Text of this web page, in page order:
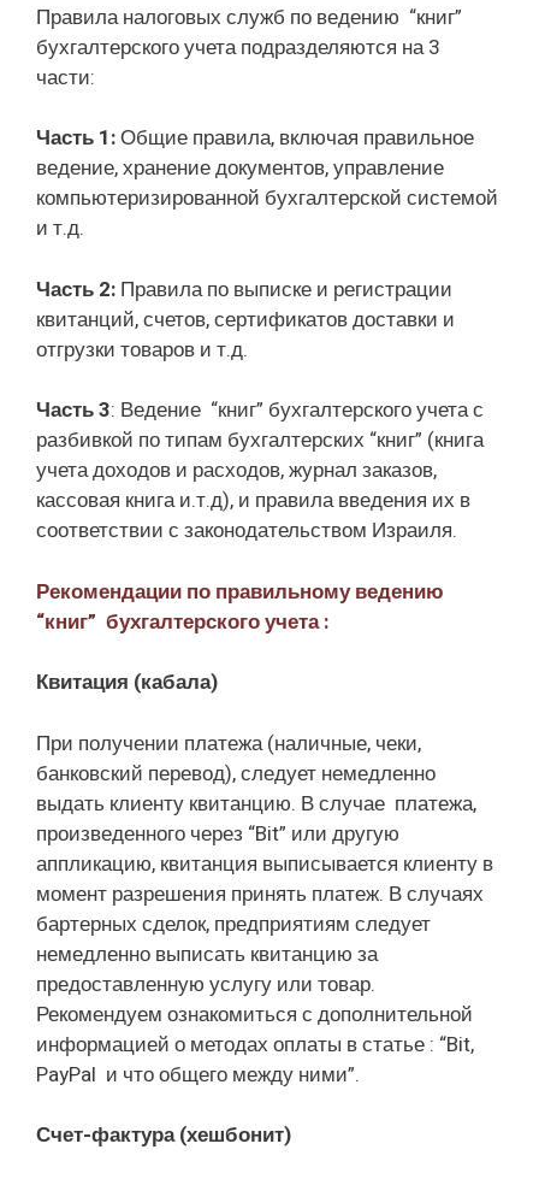
Правила налоговых служб по ведению “книг”
бухгалтерского учета подразделяются на 3
части:
Часть 1:Общие правила, включая правильное
ведение, хранение документов, управление
компьютеризированной бухгалтерской системой
и т.д.
Часть 2: Правила по выписке и регистрации
квитанций, счетов, сертификатов доставки и
отгрузки товаров и т.д.
Часть 3: Ведение “книг” бухгалтерского учета с
разбивкой по типам бухгалтерских “книг” (книга
учета доходов и расходов, журнал заказов,
кассовая книга и.т.д), и правила введения их в
соответствии с законодательством Израиля.
Рекомендации по правильному ведению
“книг” бухгалтерского учета :
Квитация (кабала)
При получении платежа (наличные, чеки,
банковский перевод), следует немедленно
выдать клиенту квитанцию. В случае платежа,
произведенного через “Bit” или другую
аппликацию, квитанция выписывается клиенту в
момент разрешения принять платеж. В случаях
бартерных сделок, предприятиям следует
немедленно выписать квитанцию ​​за
предоставленную услугу или товар.
Рекомендуем ознакомиться с дополнительной
информацией о методах оплаты в статье : “Bit,
PayPal и что общего между ними”.
Счет-фактура (хешбонит)